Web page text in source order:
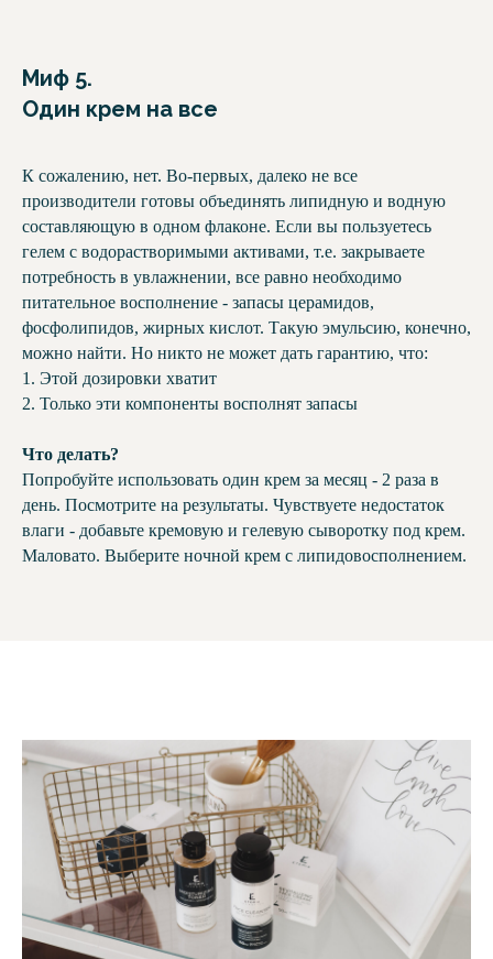
Миф 5.
Один крем на все
К сожалению, нет. Во-первых, далеко не все
производители готовы объединять липидную и водную
составляющую в одном флаконе. Если вы пользуетесь
гелем с водорастворимыми активами, т.е. закрываете
потребность в увлажнении, все равно необходимо
питательное восполнение - запасы церамидов,
фосфолипидов, жирных кислот. Такую эмульсию, конечно,
можно найти. Но никто не может дать гарантию, что:
1. Этой дозировки хватит
2. Только эти компоненты восполнят запасы
Что делать?
Попробуйте использовать один крем за месяц - 2 раза в
день. Посмотрите на результаты. Чувствуете недостаток
влаги - добавьте кремовую и гелевую сыворотку под крем.
Маловато. Выберите ночной крем с липидовосполнением.